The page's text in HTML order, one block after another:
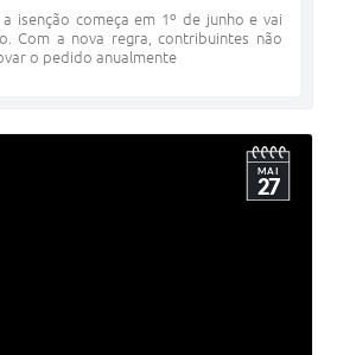
isenção começa em 1º de junho e vai
Com a nova regra, contribuintes não
o pedido anualmente
MAI
27